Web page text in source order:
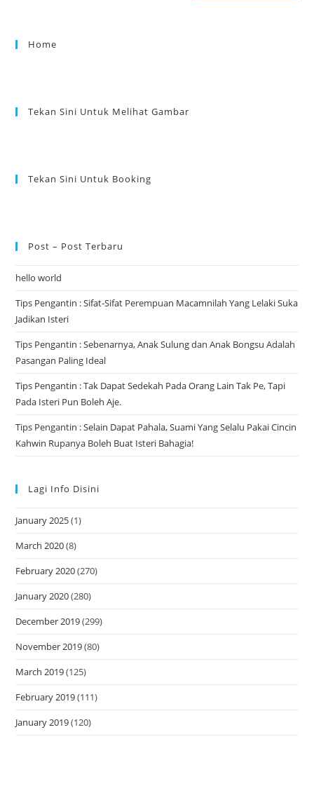
Home
Tekan Sini Untuk Melihat Gambar
Tekan Sini Untuk Booking
Post – Post Terbaru
hello world
Tips Pengantin : Sifat-Sifat Perempuan Macamnilah Yang Lelaki Suka
Jadikan Isteri
Tips Pengantin : Sebenarnya, Anak Sulung dan Anak Bongsu Adalah
Pasangan Paling Ideal
Tips Pengantin : Tak Dapat Sedekah Pada Orang Lain Tak Pe, Tapi
Pada Isteri Pun Boleh Aje.
Tips Pengantin : Selain Dapat Pahala, Suami Yang Selalu Pakai Cincin
Kahwin Rupanya Boleh Buat Isteri Bahagia!
Lagi Info Disini
January 2025(1)
March 2020(8)
February 2020(270)
January 2020(280)
December 2019(299)
November 2019(80)
March 2019(125)
February 2019(111)
January 2019(120)